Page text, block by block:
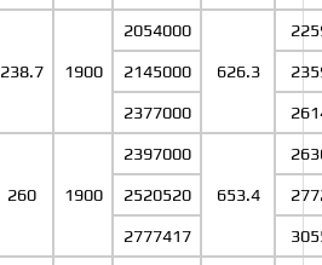
238.7 1900
2054000
626.3
2145000
2377000
260 1900
2397000
653.4
2520520
2777417